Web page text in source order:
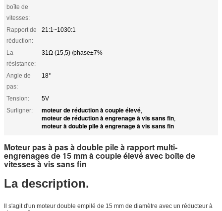
boîte de
vitesses:
Rapport de
réduction:
21:1~1030:1
La
résistance:
31Ω (15,5) /phase±7%
Angle de
pas:
18°
Tension:
5V
Surligner:
moteur de réduction à couple élevé,
moteur de réduction à engrenage à vis sans fin,
moteur à double pile à engrenage à vis sans fin
Moteur pas à pas à double pile à rapport multi-
engrenages de 15 mm à couple élevé avec boîte de
vitesses à vis sans fin
La description.
Il s'agit d'un moteur double empilé de 15 mm de diamètre avec un réducteur à